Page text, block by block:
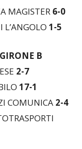
L’ANGOLO1-5
2-7
17-1
COMUNICA